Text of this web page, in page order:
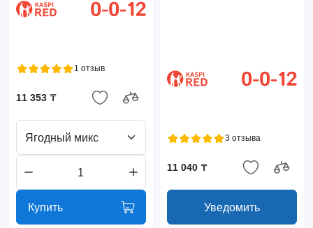
1 отзыв
11 353 ₸
Ягодный микс
Купить
3 отзыва
11 040 ₸
Уведомить